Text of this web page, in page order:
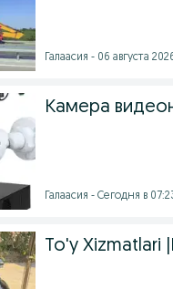
Галаасия - 06 августа
Камера
Галаасия - Сегодня в
To'y Xizmatlari